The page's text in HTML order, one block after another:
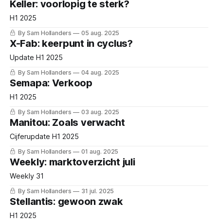
Keller: voorlopig te sterk?
H1 2025
By Sam Hollanders 05 aug. 2025
X-Fab: keerpunt in cyclus?
Update H1 2025
By Sam Hollanders 04 aug. 2025
Semapa: Verkoop
H1 2025
By Sam Hollanders 03 aug. 2025
Manitou: Zoals verwacht
Cijferupdate H1 2025
By Sam Hollanders 01 aug. 2025
Weekly: marktoverzicht juli
Weekly 31
By Sam Hollanders 31 jul. 2025
Stellantis: gewoon zwak
H1 2025